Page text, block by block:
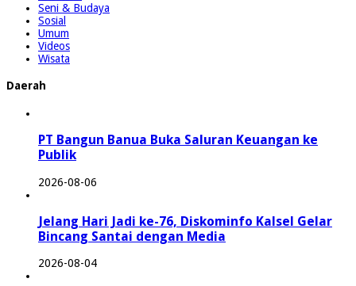
Seni & Budaya
Sosial
Umum
Videos
Wisata
Daerah
PT Bangun Banua Buka Saluran Keuangan ke
Publik
2026-08-06
Jelang Hari Jadi ke-76, Diskominfo Kalsel Gelar
Bincang Santai dengan Media
2026-08-04